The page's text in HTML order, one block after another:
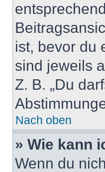
ist, bevor du
sind jeweils
Z. B. „Du
Nach oben
» Wie kann
Wenn du